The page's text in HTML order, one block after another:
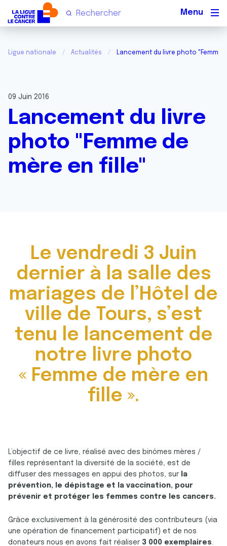
Ligue nationale Actualités Lancement du livre photo "Femme
09 Juin 2016
Lancement du livre
photo "Femme de
mère en fille"
Le vendredi 3 Juin
dernier à la salle des
mariages de l’Hôtel de
ville de Tours, s’est
tenu le lancement de
notre livre photo
« Femme de mère en
fille ».
L’objectif de ce livre, réalisé avec des binômes mères /
filles représentant la diversité de la société, est de
diffuser des messages en appui des photos, sur
la
prévention, le dépistage et la vaccination, pour
prévenir et protéger les femmes contre les cancers.
Grâce exclusivement à la générosité des contributeurs (via
une opération de financement participatif) et de nos
donateurs nous en avons fait réaliser 3 000 exemplaires.